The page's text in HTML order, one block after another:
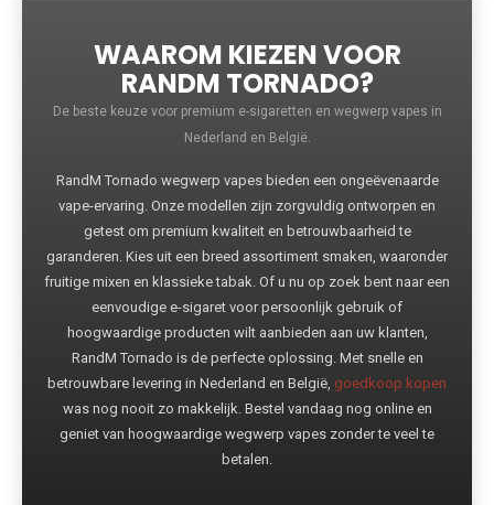
WAAROM KIEZEN VOOR
RANDM TORNADO?
De beste keuze voor premium e-sigaretten en wegwerp vapes in
Nederland en België.
RandM Tornado wegwerp vapes bieden een ongeëvenaarde
vape-ervaring. Onze modellen zijn zorgvuldig ontworpen en
getest om premium kwaliteit en betrouwbaarheid te
garanderen. Kies uit een breed assortiment smaken, waaronder
fruitige mixen en klassieke tabak. Of u nu op zoek bent naar een
eenvoudige e-sigaret voor persoonlijk gebruik of
hoogwaardige producten wilt aanbieden aan uw klanten,
RandM Tornado is de perfecte oplossing. Met snelle en
betrouwbare levering in Nederland en België, goedkoop kopen
was nog nooit zo makkelijk. Bestel vandaag nog online en
geniet van hoogwaardige wegwerp vapes zonder te veel te
betalen.